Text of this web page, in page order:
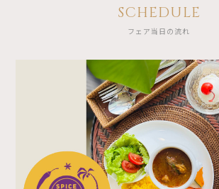
SCHEDULE
フェア当日の流れ